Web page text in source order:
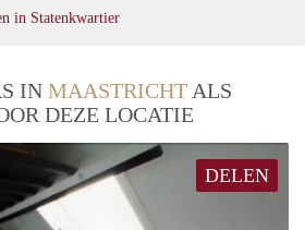
in Statenkwartier
IN MAASTRICHT ALS
DEZE LOCATIE
DELEN